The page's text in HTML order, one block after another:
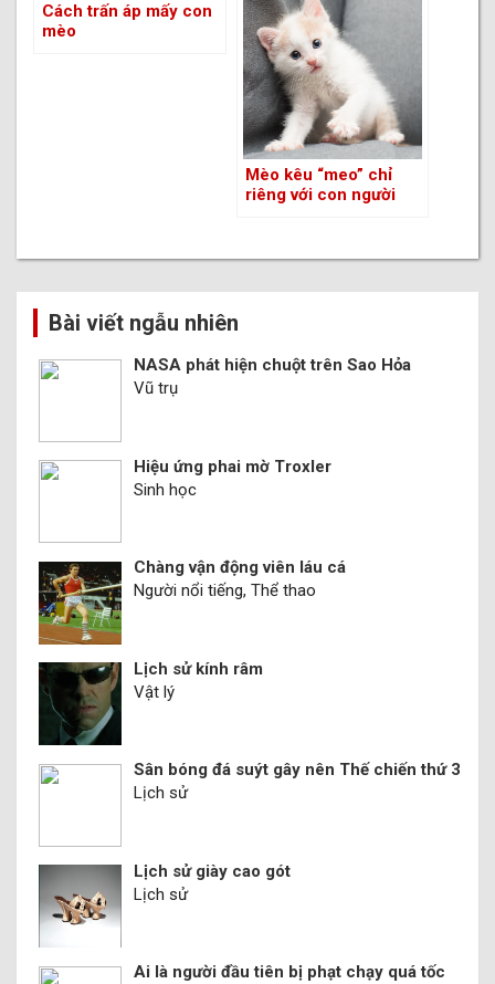
Cách trấn áp mấy con
mèo
Mèo kêu “meo” chỉ
riêng với con người
Bài viết ngẫu nhiên
NASA phát hiện chuột trên Sao Hỏa
Vũ trụ
Hiệu ứng phai mờ Troxler
Sinh học
Chàng vận động viên láu cá
Người nổi tiếng, Thể thao
Lịch sử kính râm
Vật lý
Sân bóng đá suýt gây nên Thế chiến thứ 3
Lịch sử
Lịch sử giày cao gót
Lịch sử
Ai là người đầu tiên bị phạt chạy quá tốc